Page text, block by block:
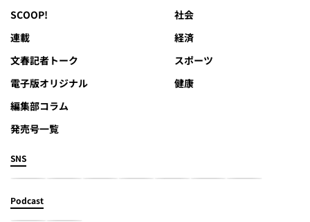
SCOOP!
連載
文春記者トーク
電子版オリジナル
編集部コラム
発売号一覧
社会
経済
スポーツ
健康
SNS
Podcast